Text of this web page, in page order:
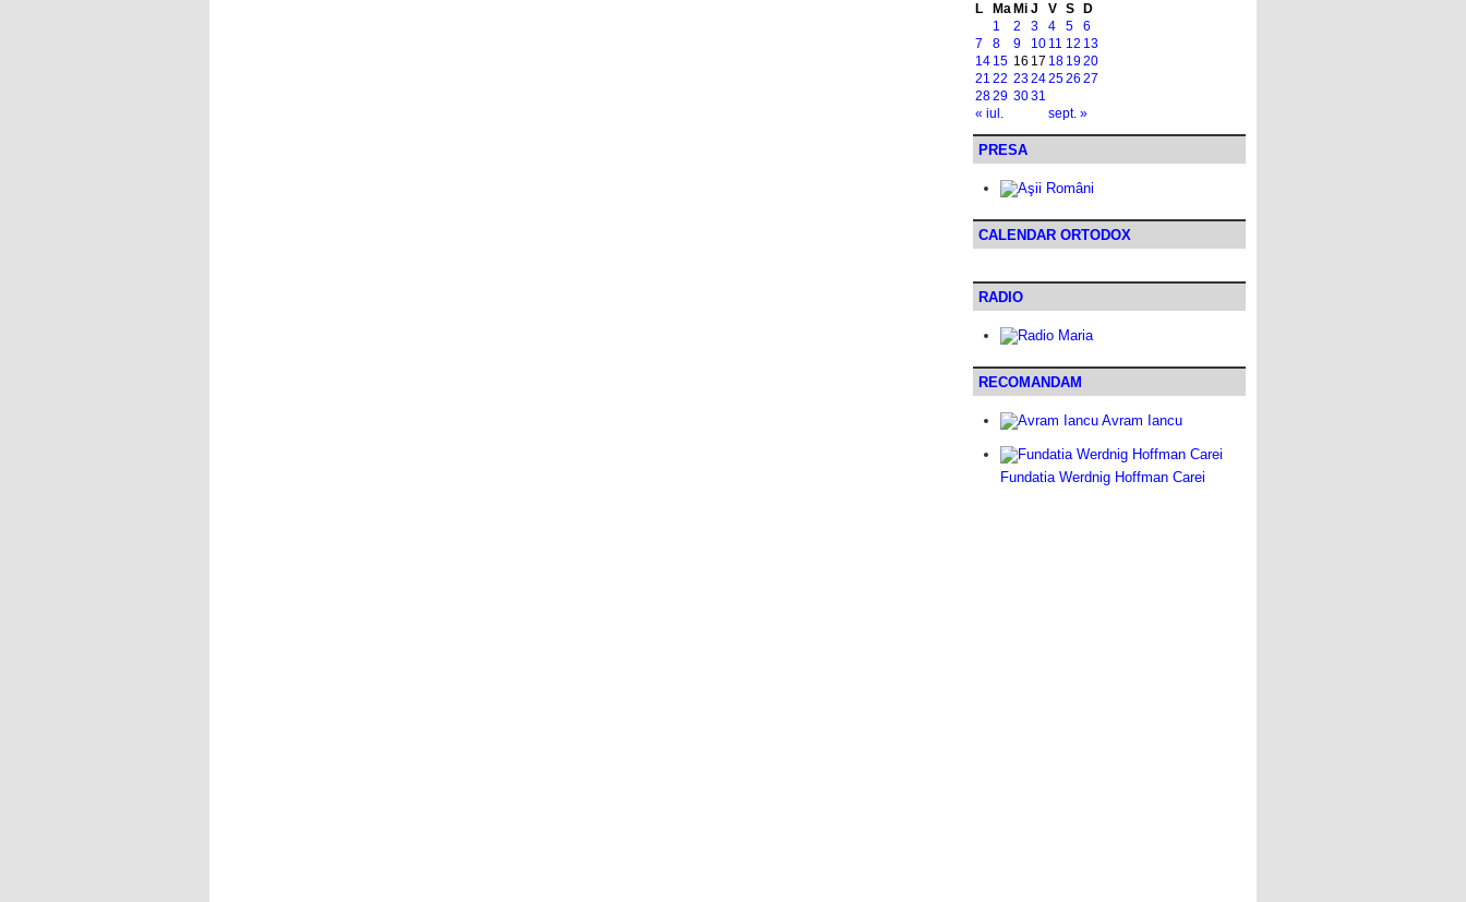
L
Ma Mi J V S D
« iul. sept. »
1 2 3 4 5
6
7
8 9 10 11 12 13
14 15 16 17 18 1920
21 22 23242526 27
2829 3031
PRESA
CALENDAR ORTODOX
RADIO
RECOMANDAM
Avram Iancu
Fundatia Werdnig Hoffman Carei